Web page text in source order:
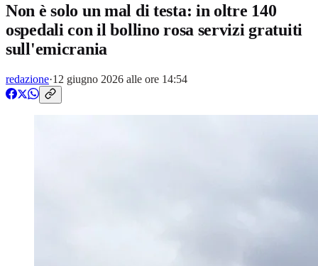
Non è solo un mal di testa: in oltre 140
ospedali con il bollino rosa servizi gratuiti
sull'emicrania
redazione·12 giugno 2026 alle ore 14:54